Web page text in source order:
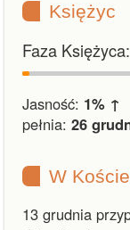
Księżyc
Faza Księżyca:
Jasność: 1% ↑
pełnia: 26
W
13 grudnia